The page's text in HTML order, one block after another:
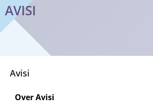
AVISI
Avisi
Over Avisi